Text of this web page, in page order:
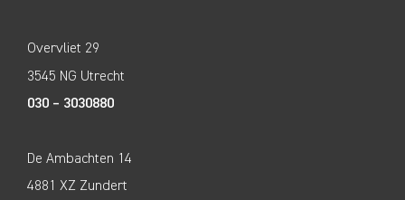
Overvliet 29
3545 NG Utrecht
030 – 3030880
De Ambachten 14
4881 XZ Zundert